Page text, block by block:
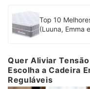
Top 10
(Luuna, Emma
Quer Aliviar
Escolha a Cadeira
Reguláveis